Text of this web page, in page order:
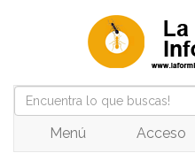
Menú Acceso